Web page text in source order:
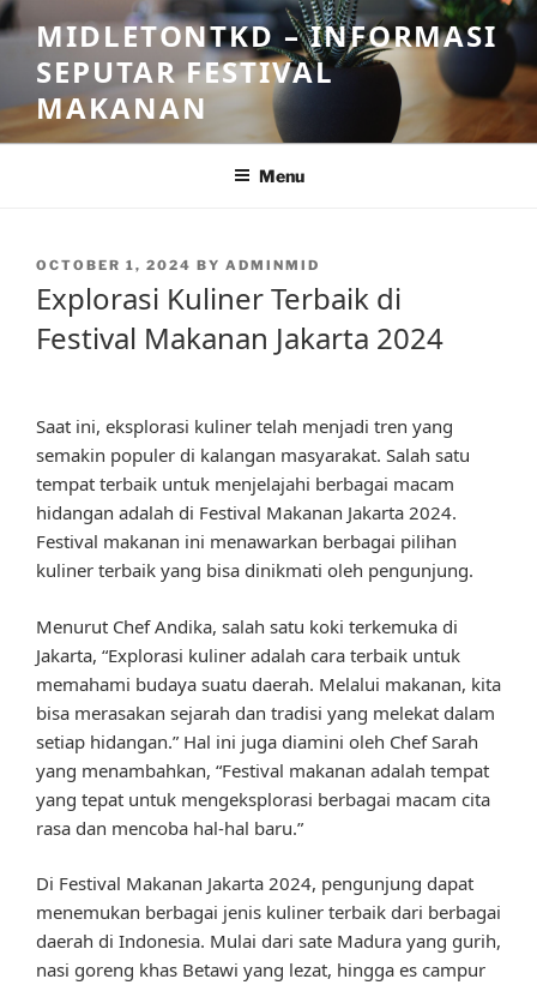
Skip
to
content
MIDLETONTKD – INFORMASI
SEPUTAR FESTIVAL
MAKANAN
Menu
POSTED
OCTOBER 1, 2024 BY ADMINMID
Explorasi Kuliner Terbaik di
Festival Makanan Jakarta 2024
Saat ini, eksplorasi kuliner telah menjadi tren yang
semakin populer di kalangan masyarakat. Salah satu
tempat terbaik untuk menjelajahi berbagai macam
hidangan adalah di Festival Makanan Jakarta 2024.
Festival makanan ini menawarkan berbagai pilihan
kuliner terbaik yang bisa dinikmati oleh pengunjung.
Menurut Chef Andika, salah satu koki terkemuka di
Jakarta, “Explorasi kuliner adalah cara terbaik untuk
memahami budaya suatu daerah. Melalui makanan, kita
bisa merasakan sejarah dan tradisi yang melekat dalam
setiap hidangan.” Hal ini juga diamini oleh Chef Sarah
yang menambahkan, “Festival makanan adalah tempat
yang tepat untuk mengeksplorasi berbagai macam cita
rasa dan mencoba hal-hal baru.”
Di Festival Makanan Jakarta 2024, pengunjung dapat
menemukan berbagai jenis kuliner terbaik dari berbagai
daerah di Indonesia. Mulai dari sate Madura yang gurih,
nasi goreng khas Betawi yang lezat, hingga es campur